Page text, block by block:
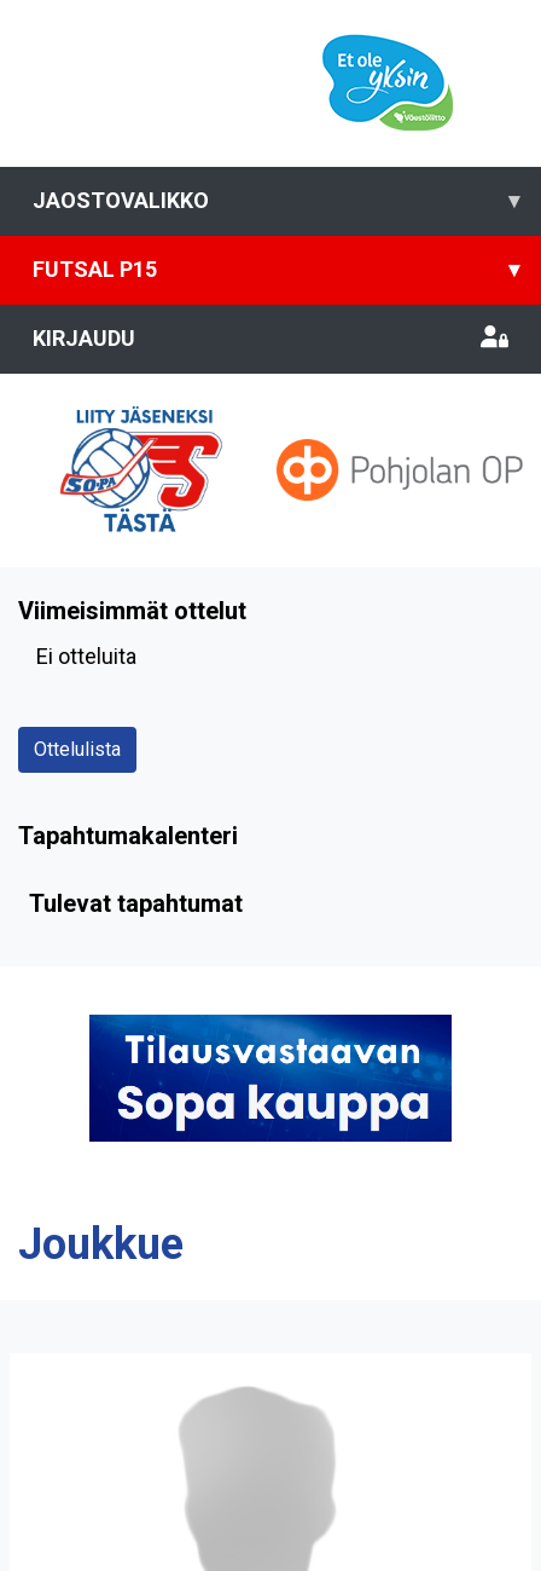
JAOSTOVALIKKO ▾
FUTSAL P15 ▾
KIRJAUDU
Viimeisimmät ottelut
Ei otteluita
Ottelulista
Tapahtumakalenteri
Tulevat tapahtumat
Joukkue